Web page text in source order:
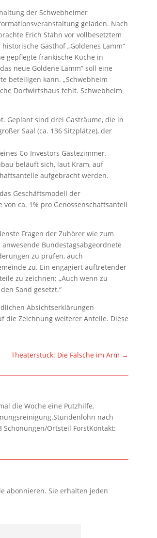
der Schwebheimer
geladen. Nach
Erich Stahn vor vollbesetztem
Gasthof „Goldenes Lamm“
gepflegte fränkische Küche in
neue Goldene Lamm“ soll eine
beteiligen kann. „Schwebheim
Dorfwirtshaus fehlt. Schwebheim
Geplant sind drei Gasträume, die in
Saal (ca. 136 Sitzplätze), der
Co-Investors Gästezimmer.
beläuft sich, laut Kram, auf
aufgebracht werden.
Geschäftsmodell der
ca. 1% pro Genossenschaftsanteil
Fragen der Zuhörer wie zum
Bundestagsabgeordnete
zu prüfen, auch
zu. Ein engagiert auftretender
zu zeichnen: „Auch wenn zu
Sand gesetzt.“
Absichtserklärungen
die Zeichnung weiterer Anteile. Diese
Theaterstück: Die Falsche im Arm →
die Woche eine Putzhilfe.
nach
Ortsteil ForstKontakt:
abonnieren. Sie erhalten jeden